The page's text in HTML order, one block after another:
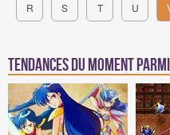
R S T U
Tendances du moment